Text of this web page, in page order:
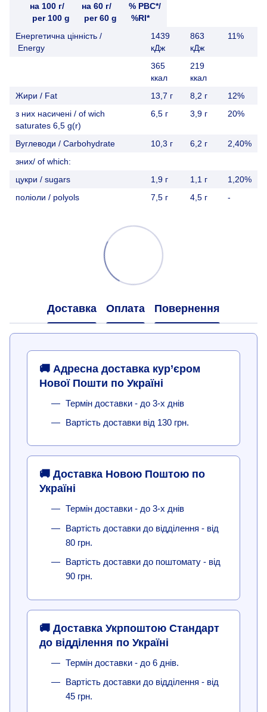
на 100 г/
per 100 g
на 60 г/
per 60 g
% PBC*/
%RI*
Енергетична цінність /
Energy
1439
кДж
863
кДж
11%
365
ккал
219
ккал
Жири / Fat
13,7 г 8,2 г
12%
з них насичені / of wich
saturates 6,5 g(r)
6,5 г 3,9 г 20%
Вуглеводи / Carbohydrate 10,3 г 6,2 г
2,40%
зних/ of which:
цукри / sugars
1,9 г 1,1 г
1,20%
поліоли / polyols
7,5 г 4,5 г -
Доставка Оплата Повернення
🚚 Адресна доставка кур’єром
Нової Пошти по Україні
Термін доставки - до 3-х днів
Вартість доставки від 130 грн.
🚚 Доставка Новою Поштою по
Україні
Термін доставки - до 3-х днів
Вартість доставки до відділення - від
80 грн.
Вартість доставки до поштомату - від
90 грн.
🚚 Доставка Укрпоштою Стандарт
до відділення по Україні
Термін доставки - до 6 днів.
Вартість доставки до відділення - від
45 грн.